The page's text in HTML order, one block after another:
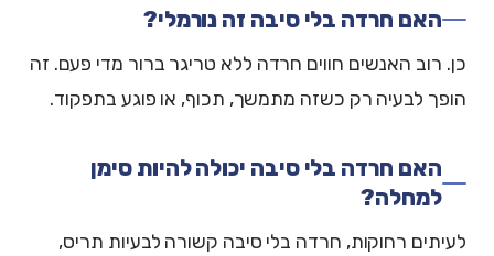
האם חרדה בלי סיבה זה נורמלי?
כן. רוב האנשים חווים חרדה ללא טריגר ברור מדי פעם. זה
הופך לבעיה רק כשזה מתמשך, תכוף, או פוגע בתפקוד.
האם חרדה בלי סיבה יכולה להיות סימן
למחלה?
לעיתים רחוקות, חרדה בלי סיבה קשורה לבעיות תריס,